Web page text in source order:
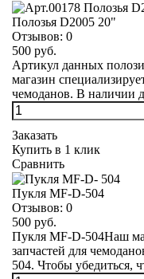
Полозья D2005 20"
Отзывов: 0
500 руб.
Артикул данных
магазин
чемоданов. В наличии
Заказать
Купить в 1 клик
Сравнить
Пукля MF-D-504
Отзывов: 0
500 руб.
Пукля MF-D-504Наш
запчастей для
504. Чтобы убедиться,